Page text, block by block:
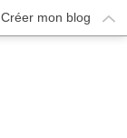
Créer mon blog